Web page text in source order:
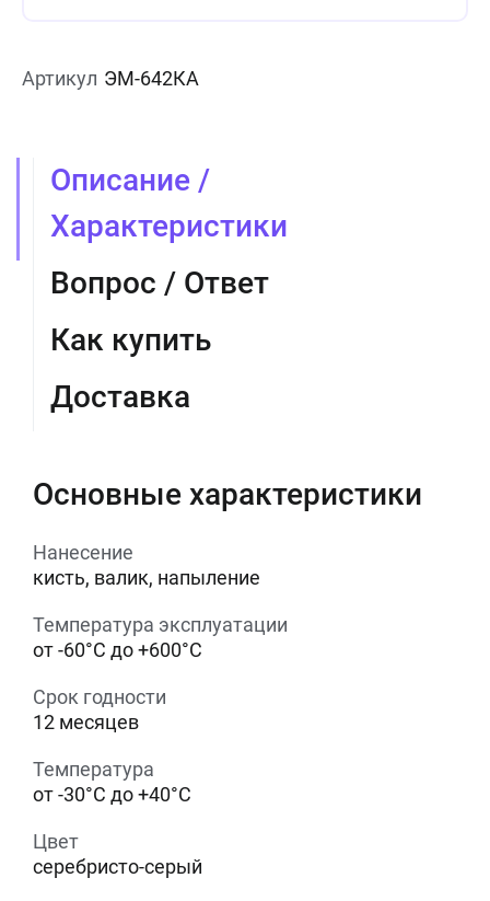
Артикул ЭМ-642КА
Описание /
Характеристики
Вопрос / Ответ
Как купить
Доставка
Основные характеристики
Нанесение
кисть, валик, напыление
Температура эксплуатации
от -60°С до +600°С
Срок годности
12 месяцев
Температура
от -30°С до +40°С
Цвет
серебристо-серый